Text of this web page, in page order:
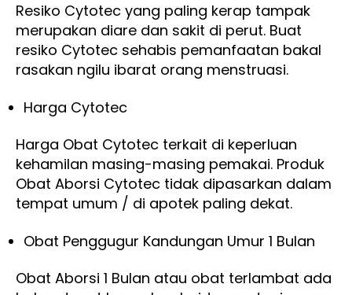
Resiko Cytotec yang paling kerap tampak
merupakan diare dan sakit di perut. Buat
resiko Cytotec sehabis pemanfaatan bakal
rasakan ngilu ibarat orang menstruasi.
Harga Cytotec
Harga Obat Cytotec terkait di keperluan
kehamilan masing-masing pemakai. Produk
Obat Aborsi Cytotec tidak dipasarkan dalam
tempat umum / di apotek paling dekat.
Obat Penggugur Kandungan Umur 1 Bulan
Obat Aborsi 1 Bulan atau obat terlambat ada